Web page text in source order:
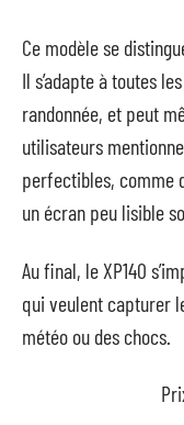
Ce modèle se
Il s’adapte à toutes
randonnée, et peut
utilisateurs
perfectibles, comme
un écran peu lisible
Au final, le XP140
qui veulent capturer
météo ou des chocs.